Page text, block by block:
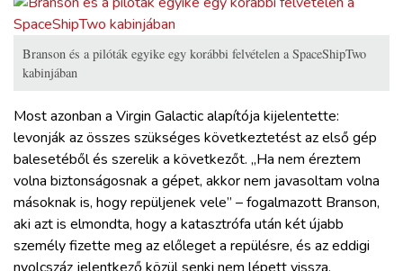
Branson és a pilóták egyike egy korábbi felvételen a SpaceShipTwo
kabinjában
Most azonban a Virgin Galactic alapítója kijelentette:
levonják az összes szükséges következtetést az első gép
balesetéből és szerelik a következőt. „Ha nem éreztem
volna biztonságosnak a gépet, akkor nem javasoltam volna
másoknak is, hogy repüljenek vele” – fogalmazott Branson,
aki azt is elmondta, hogy a katasztrófa után két újabb
személy fizette meg az előleget a repülésre, és az eddigi